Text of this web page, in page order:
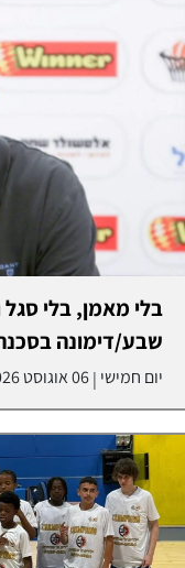
בלי מאמן, בלי
שבע/דימונה
יום חמישי |06 אוגוסט 2026